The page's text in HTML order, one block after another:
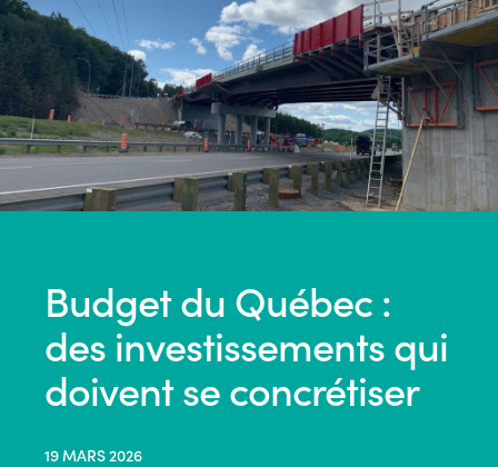
Budget du Québec :
des investissements qui
doivent se concrétiser
19 MARS 2026